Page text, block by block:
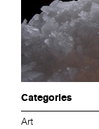
Categories
Art